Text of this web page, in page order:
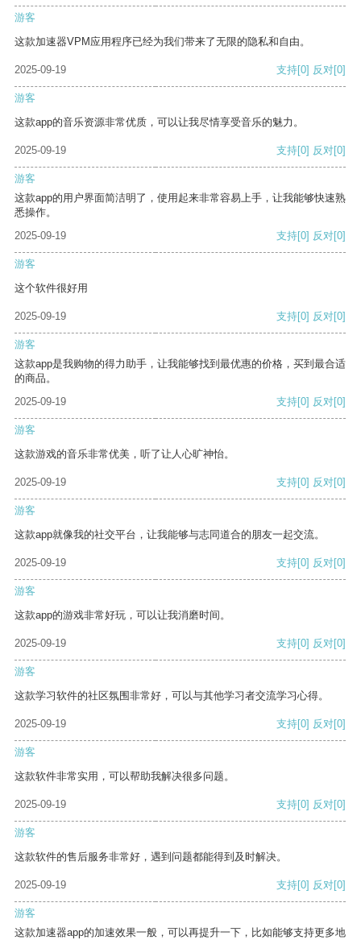
游客
这款加速器VPM应用程序已经为我们带来了无限的隐私和自由。
2025-09-19 支持[0] 反对[0]
游客
这款app的音乐资源非常优质，可以让我尽情享受音乐的魅力。
2025-09-19 支持[0] 反对[0]
游客
这款app的用户界面简洁明了，使用起来非常容易上手，让我能够快速熟
悉操作。
2025-09-19
支持[0] 反对[0]
游客
这个软件很好用
2025-09-19 支持[0] 反对[0]
游客
这款app是我购物的得力助手，让我能够找到最优惠的价格，买到最合适
的商品。
2025-09-19
支持[0] 反对[0]
游客
这款游戏的音乐非常优美，听了让人心旷神怡。
2025-09-19 支持[0] 反对[0]
游客
这款app就像我的社交平台，让我能够与志同道合的朋友一起交流。
2025-09-19 支持[0] 反对[0]
游客
这款app的游戏非常好玩，可以让我消磨时间。
2025-09-19 支持[0] 反对[0]
游客
这款学习软件的社区氛围非常好，可以与其他学习者交流学习心得。
2025-09-19 支持[0] 反对[0]
游客
这款软件非常实用，可以帮助我解决很多问题。
2025-09-19 支持[0] 反对[0]
游客
这款软件的售后服务非常好，遇到问题都能得到及时解决。
2025-09-19 支持[0] 反对[0]
游客
这款加速器app的加速效果一般，可以再提升一下，比如能够支持更多地